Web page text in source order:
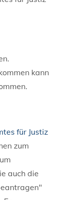
kann
für Justiz
zum
auch die